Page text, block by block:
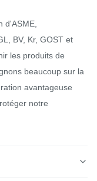
d'ASME,
BV, Kr, GOST et
les produits de
beaucoup sur la
avantageuse
notre